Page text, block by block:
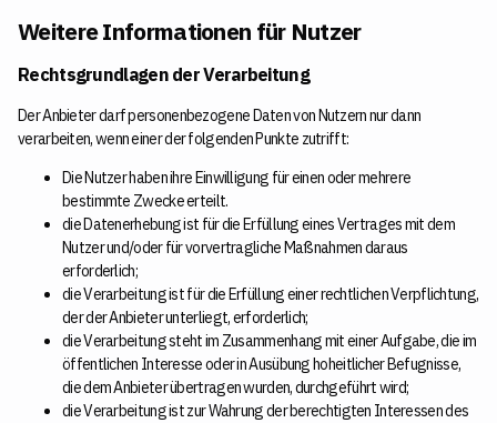
Weitere Informationen für Nutzer
Rechtsgrundlagen der Verarbeitung
Der Anbieter darf personenbezogene Daten von Nutzern nur dann
verarbeiten, wenn einer der folgenden Punkte zutrifft:
Die Nutzer haben ihre Einwilligung für einen oder mehrere
bestimmte Zwecke erteilt.
die Datenerhebung ist für die Erfüllung eines Vertrages mit dem
Nutzer und/oder für vorvertragliche Maßnahmen daraus
erforderlich;
die Verarbeitung ist für die Erfüllung einer rechtlichen Verpflichtung,
der der Anbieter unterliegt, erforderlich;
die Verarbeitung steht im Zusammenhang mit einer Aufgabe, die im
öffentlichen Interesse oder in Ausübung hoheitlicher Befugnisse,
die dem Anbieter übertragen wurden, durchgeführt wird;
die Verarbeitung ist zur Wahrung der berechtigten Interessen des